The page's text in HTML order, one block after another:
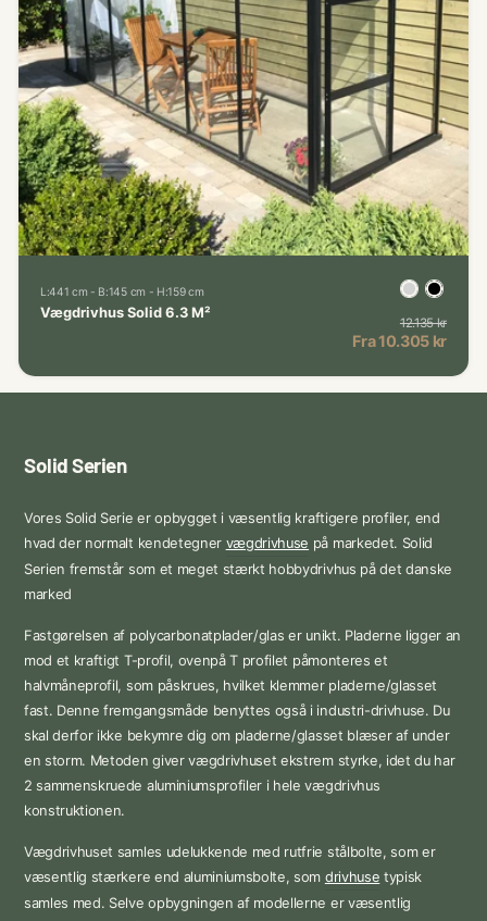
L:441 cm - B:145 cm - H:159 cm
Vægdrivhus Solid 6.3 M²
12.135 kr
Kampagnepris
Fra 10.305 kr
Solid Serien
Vores Solid Serie er opbygget i væsentlig kraftigere profiler, end
hvad der normalt kendetegner vægdrivhuse på markedet. Solid
Serien fremstår som et meget stærkt hobbydrivhus på det danske
marked
Fastgørelsen af polycarbonatplader/glas er unikt. Pladerne ligger an
mod et kraftigt T-profil, ovenpå T profilet påmonteres et
halvmåneprofil, som påskrues, hvilket klemmer pladerne/glasset
fast. Denne fremgangsmåde benyttes også i industri-drivhuse. Du
skal derfor ikke bekymre dig om pladerne/glasset blæser af under
en storm. Metoden giver vægdrivhuset ekstrem styrke, idet du har
2 sammenskruede aluminiumsprofiler i hele vægdrivhus
konstruktionen.
Vægdrivhuset samles udelukkende med rutfrie stålbolte, som er
væsentlig stærkere end aluminiumsbolte, som drivhuse typisk
samles med. Selve opbygningen af modellerne er væsentlig